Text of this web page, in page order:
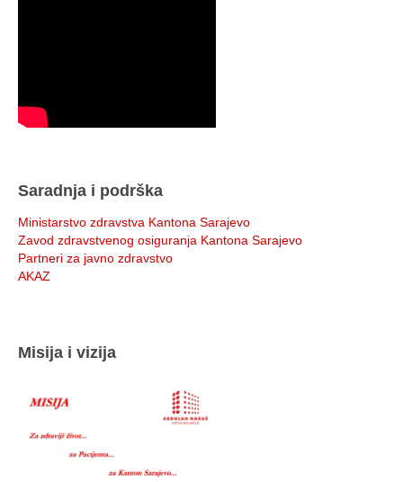
Saradnja i podrška
Ministarstvo zdravstva Kantona Sarajevo
Zavod zdravstvenog osiguranja Kantona Sarajevo
Partneri za javno zdravstvo
AKAZ
Misija i vizija